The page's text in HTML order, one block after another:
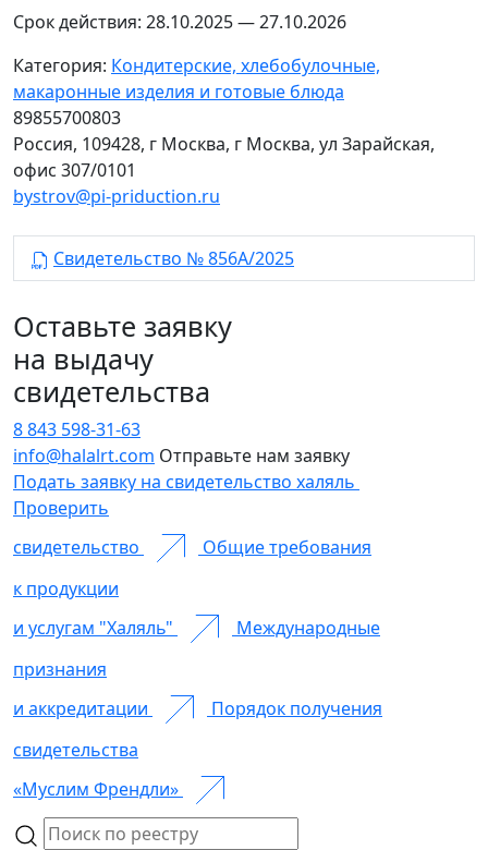
Срок действия: 28.10.2025 — 27.10.2026
Категория: Кондитерские, хлебобулочные,
макаронные изделия и готовые блюда
89855700803
Россия, 109428, г Москва, г Москва, ул Зарайская,
офис 307/0101
bystrov@pi-priduction.ru
Свидетельство № 856А/2025
Оставьте заявку
на выдачу
свидетельства
8 843 598-31-63
info@halalrt.com Отправьте нам заявку
Подать заявку на свидетельство халяль
Проверить
свидетельство
Общие требования
к продукции
и услугам "Халяль"
Международные
признания
и аккредитации
Порядок получения
свидетельства
«Муслим Френдли»